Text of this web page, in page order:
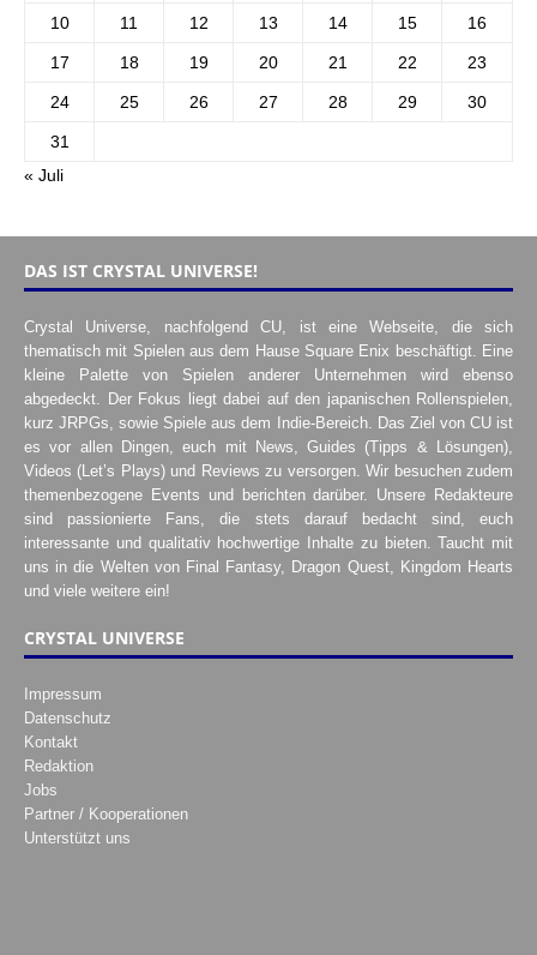
10 11 12 13 14 15 16
17 18 19 20 21 22 23
24 25 26 27 28 29 30
31
« Juli
DAS IST CRYSTAL UNIVERSE!
Crystal Universe, nachfolgend CU, ist eine Webseite, die sich
thematisch mit Spielen aus dem Hause Square Enix beschäftigt. Eine
kleine Palette von Spielen anderer Unternehmen wird ebenso
abgedeckt. Der Fokus liegt dabei auf den japanischen Rollenspielen,
kurz JRPGs, sowie Spiele aus dem Indie-Bereich. Das Ziel von CU ist
es vor allen Dingen, euch mit News, Guides (Tipps & Lösungen),
Videos (Let’s Plays) und Reviews zu versorgen. Wir besuchen zudem
themenbezogene Events und berichten darüber. Unsere Redakteure
sind passionierte Fans, die stets darauf bedacht sind, euch
interessante und qualitativ hochwertige Inhalte zu bieten. Taucht mit
uns in die Welten von Final Fantasy, Dragon Quest, Kingdom Hearts
und viele weitere ein!
CRYSTAL UNIVERSE
Impressum
Datenschutz
Kontakt
Redaktion
Jobs
Partner / Kooperationen
Unterstützt uns